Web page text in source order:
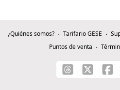
¿Quiénes somos? Tarifario GESE
Puntos de venta